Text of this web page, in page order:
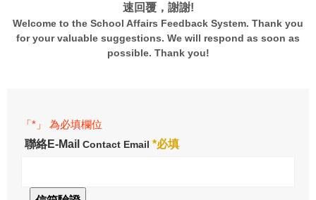
速回覆，謝謝!
Welcome to the School Affairs Feedback System. Thank you
for your valuable suggestions. We will respond as soon as
possible. Thank you!
「*」 為必填欄位
聯絡E-Mail Contact Email *必填